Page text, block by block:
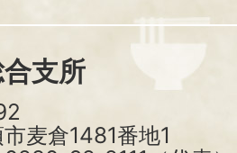
支所
麦倉1481番地1